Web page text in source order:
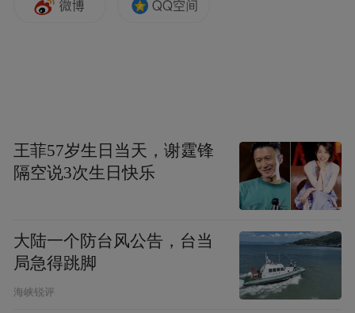
一、关注的公益领域:
二、创意简介：
2021年6月，字节跳动联合中国文物保护基金
王菲57岁生日当天，谢霆锋
隔空说3次生日快乐
大陆一个防台风公告，台当
局急得跳脚
海峡锐评